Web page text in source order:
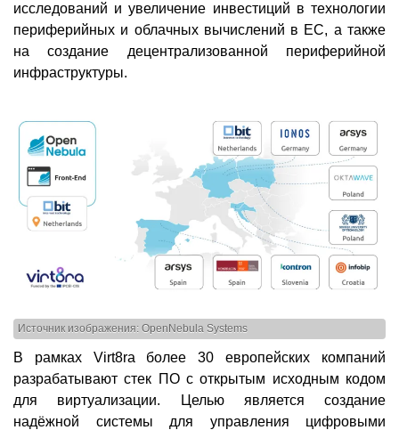
исследований и увеличение инвестиций в технологии
периферийных и облачных вычислений в ЕС, а также
на создание децентрализованной периферийной
инфраструктуры.
Источник изображения: OpenNebula Systems
В рамках Virt8ra более 30 европейских компаний
разрабатывают стек ПО с открытым исходным кодом
для виртуализации. Целью является создание
надёжной системы для управления цифровыми